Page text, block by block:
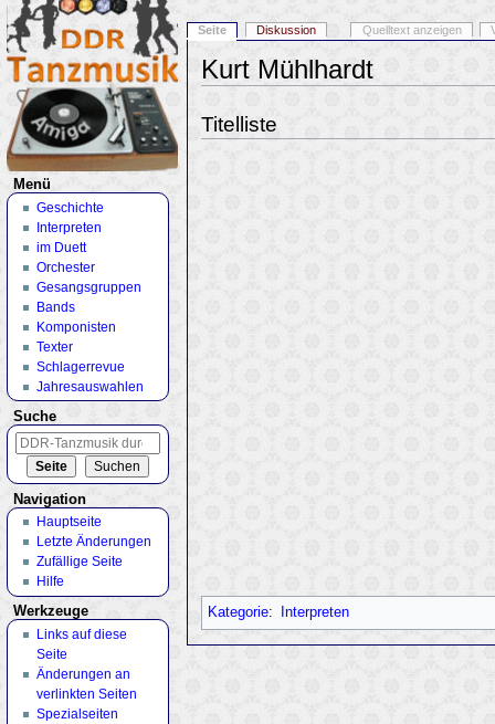
Kurt Mühlhardt
Titelliste
Kategorie: Interpreten
Seite Diskussion Quelltext anzeigen
Menü
Geschichte
Interpreten
im Duett
Orchester
Gesangsgruppen
Bands
Komponisten
Texter
Schlagerrevue
Jahresauswahlen
Suche
Navigation
Hauptseite
Letzte Änderungen
Zufällige Seite
Hilfe
Werkzeuge
Links auf diese
Seite
Änderungen an
verlinkten Seiten
Spezialseiten